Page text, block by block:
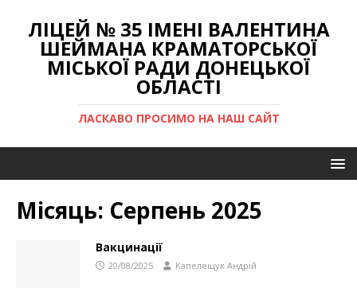
ЛІЦЕЙ № 35 ІМЕНІ ВАЛЕНТИНА
ШЕЙМАНА КРАМАТОРСЬКОЇ
МІСЬКОЇ РАДИ ДОНЕЦЬКОЇ
ОБЛАСТІ
ЛАСКАВО ПРОСИМО НА НАШ САЙТ
Місяць: Серпень 2025
Вакцинації
20/08/2025 Капелещук Андрій